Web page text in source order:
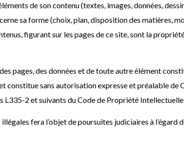
de son contenu (textes, images, données,
sa forme (choix, plan, disposition des matières,
figurant sur les pages de ce site, sont la
pages, des données et de toute autre élément
constitue sans autorisation expresse et préalable de
2 et suivants du Code de Propriété
fera l’objet de poursuites judiciaires à l’égard